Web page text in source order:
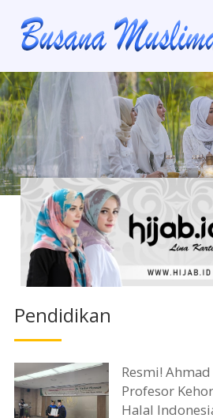
Pendidikan
Resmi!
Profesor
Halal